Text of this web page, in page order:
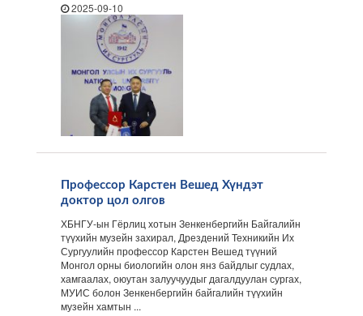
2025-09-10
Профессор Карстен Вешед Хүндэт
доктор цол олгов
ХБНГУ-ын Гёрлиц хотын Зенкенбергийн Байгалийн
түүхийн музейн захирал, Дрездений Техникийн Их
Сургуулийн профессор Карстен Вешед түүний
Монгол орны биологийн олон янз байдлыг судлах,
хамгаалах, оюутан залуучуудыг дагалдуулан сургах,
МУИС болон Зенкенбергийн байгалийн түүхийн
музейн хамтын ...